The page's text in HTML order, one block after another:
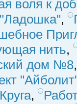
воля к
,
нить,
дом №8,
,